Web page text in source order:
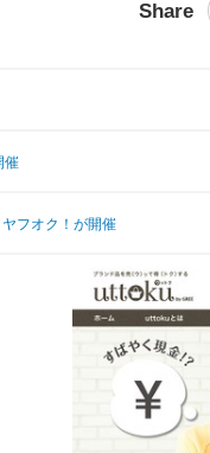
催
フオク！が開催